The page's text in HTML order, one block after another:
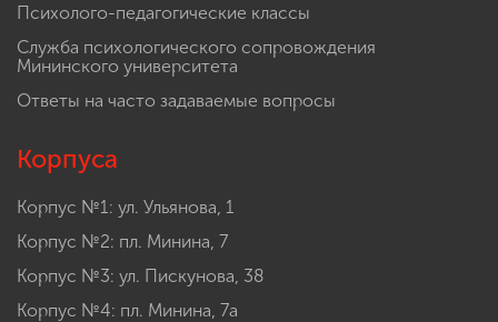
Психолого-педагогические классы
Служба психологического сопровождения
Мининского университета
Ответы на часто задаваемые вопросы
Корпуса
Корпус №1: ул. Ульянова, 1
Корпус №2: пл. Минина, 7
Корпус №3: ул. Пискунова, 38
Корпус №4: пл. Минина, 7а